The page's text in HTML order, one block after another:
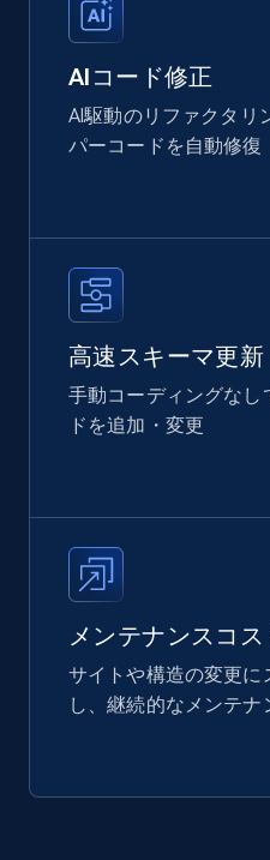
AIコード修正
AI駆動のリファクタリ
パーコードを自動修復
高速スキーマ更新
手動コーディングな
ドを追加・変更
メンテナンスコ
サイトや構造の変更
し、継続的なメンテナ